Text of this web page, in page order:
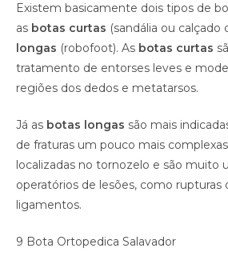
Existem basicamente dois tipos de
as botas curtas (sandália ou calçado
longas (robofoot). As botas curtas
tratamento de entorses leves e
regiões dos dedos e metatarsos.
Já as botas longas são mais
de fraturas um pouco mais
localizadas no tornozelo e são muito
operatórios de lesões, como rupturas
ligamentos.
9 Bota Ortopedica Salavador